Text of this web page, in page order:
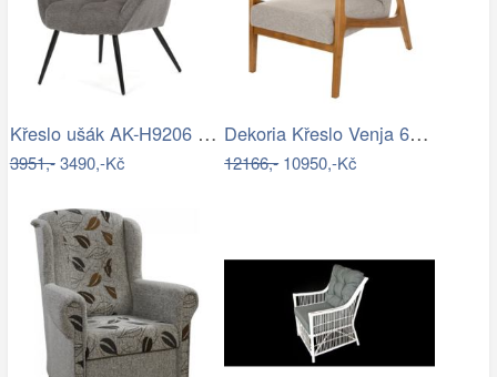
Křeslo ušák AK-H9206 Autronic
3951,-3490,-Kč
Dekoria Křeslo Venja 66x88x82cm, 66 x…
12166,-10950,-Kč